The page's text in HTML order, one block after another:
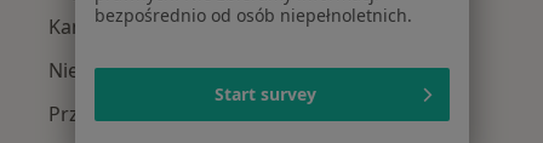
Kamica nerkowa w Jeleniej Górze
Nietrzymanie moczu w Jeleniej Górze
Przerost prostaty w Jeleniej Górze
bezpośrednio od osób niepełnoletnich.
Start survey